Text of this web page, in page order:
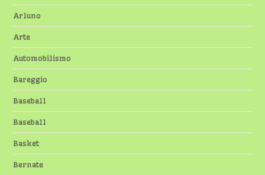
Arluno
Arte
Automobilismo
Bareggio
Baseball
Baseball
Basket
Bernate